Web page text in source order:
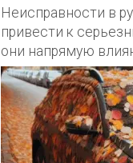
Неисправности в
привести к
они напрямую
дорожного